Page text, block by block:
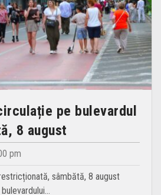
pe bulevardul
8 august
pm
sâmbătă, 8 august